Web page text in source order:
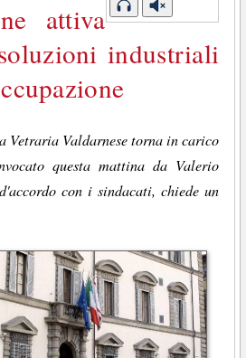
attiva
industriali
Vetraria Valdarnese torna in carico
questa mattina da Valerio
con i sindacati, chiede un